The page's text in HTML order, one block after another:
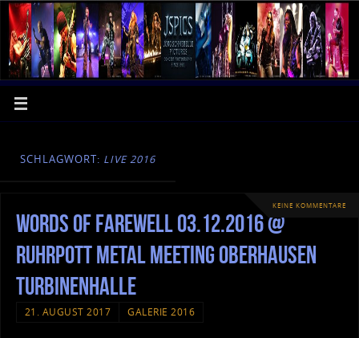
SCHLAGWORT: LIVE 2016
KEINE KOMMENTARE
Words Of Farewell 03.12.2016 @
Ruhrpott Metal Meeting Oberhausen
Turbinenhalle
21. AUGUST 2017 GALERIE 2016